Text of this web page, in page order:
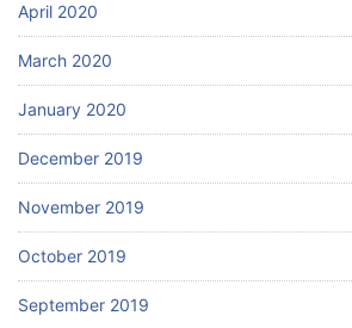
April 2020
March 2020
January 2020
December 2019
November 2019
October 2019
September 2019